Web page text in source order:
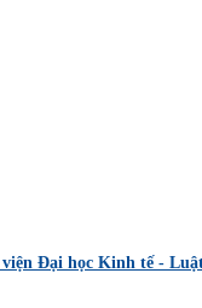
Đại học Kinh tế -